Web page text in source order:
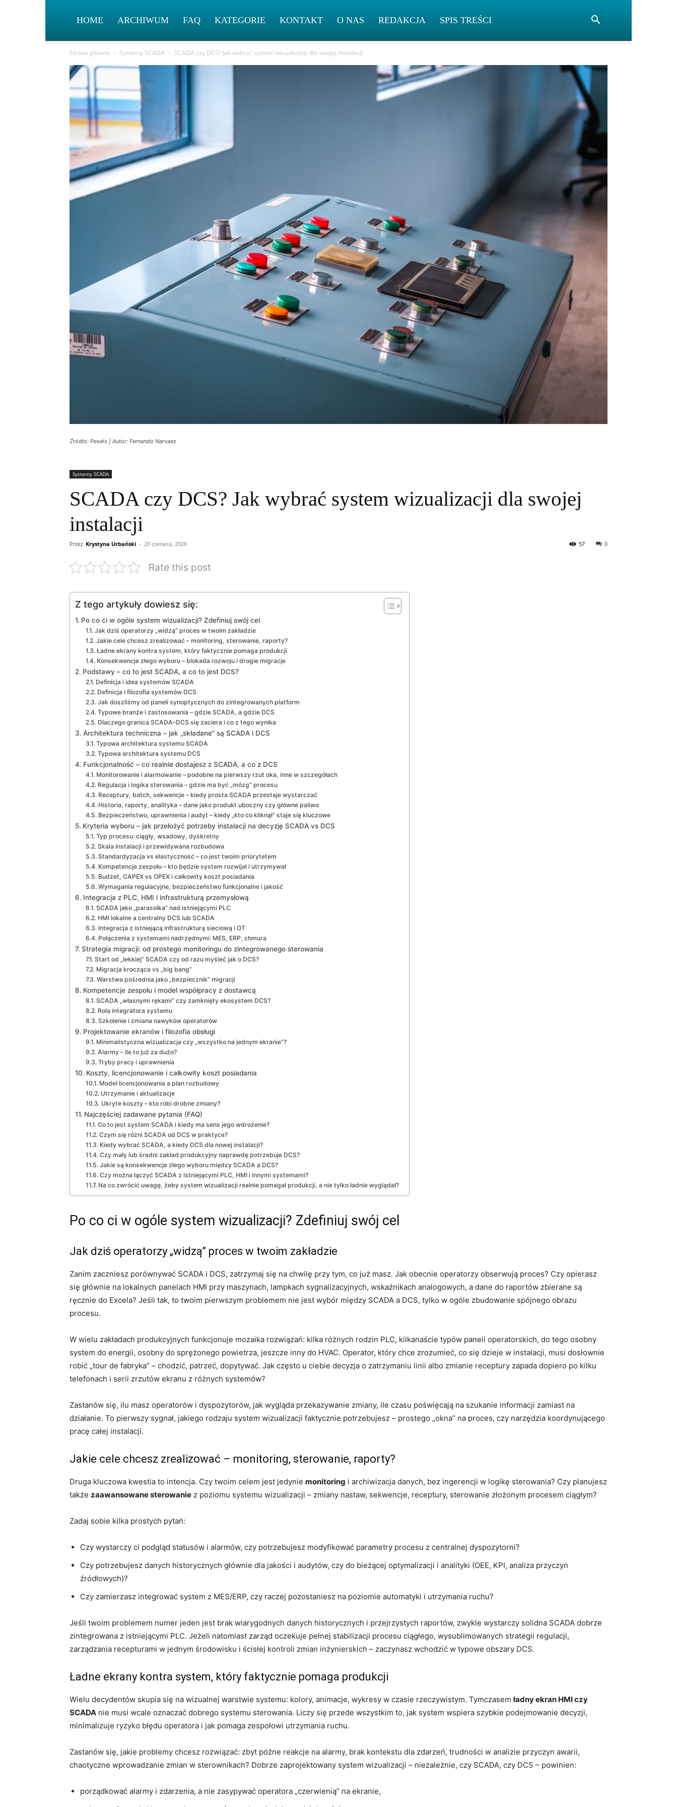
HOME ARCHIWUM FAQ KATEGORIE KONTAKT O NAS REDAKCJA SPIS TREŚCI
Strona główna Systemy SCADA SCADA czy DCS? Jak wybrać system wizualizacji dla swojej instalacji
Źródło: Pexels | Autor: Fernando Narvaez
Systemy SCADA
SCADA czy DCS? Jak wybrać system wizualizacji dla swojej
instalacji
Przez Krystyna Urbański - 20 czerwca, 2026 0
57
Rate this post
Z tego artykuły dowiesz się:
Po co ci w ogóle system wizualizacji? Zdefiniuj swój cel
Jak dziś operatorzy „widzą” proces w twoim zakładzie
Jakie cele chcesz zrealizować – monitoring, sterowanie, raporty?
Ładne ekrany kontra system, który faktycznie pomaga produkcji
Konsekwencje złego wyboru – blokada rozwoju i drogie migracje
Podstawy – co to jest SCADA, a co to jest DCS?
Definicja i idea systemów SCADA
Definicja i filozofia systemów DCS
Jak doszliśmy od paneli synoptycznych do zintegrowanych platform
Typowe branże i zastosowania – gdzie SCADA, a gdzie DCS
Dlaczego granica SCADA–DCS się zaciera i co z tego wynika
Architektura techniczna – jak „składane” są SCADA i DCS
Typowa architektura systemu SCADA
Typowa architektura systemu DCS
Funkcjonalność – co realnie dostajesz z SCADA, a co z DCS
Monitorowanie i alarmowanie – podobne na pierwszy rzut oka, inne w szczegółach
Regulacja i logika sterowania – gdzie ma być „mózg” procesu
Receptury, batch, sekwencje – kiedy prosta SCADA przestaje wystarczać
Historia, raporty, analityka – dane jako produkt uboczny czy główne paliwo
Bezpieczeństwo, uprawnienia i audyt – kiedy „kto co kliknął” staje się kluczowe
Kryteria wyboru – jak przełożyć potrzeby instalacji na decyzję SCADA vs DCS
Typ procesu: ciągły, wsadowy, dyskretny
Skala instalacji i przewidywana rozbudowa
Standardyzacja vs elastyczność – co jest twoim priorytetem
Kompetencje zespołu – kto będzie system rozwijał i utrzymywał
Budżet, CAPEX vs OPEX i całkowity koszt posiadania
Wymagania regulacyjne, bezpieczeństwo funkcjonalne i jakość
Integracja z PLC, HMI i infrastrukturą przemysłową
SCADA jako „parasolka” nad istniejącymi PLC
HMI lokalne a centralny DCS lub SCADA
Integracja z istniejącą infrastrukturą sieciową i OT
Połączenia z systemami nadrzędnymi: MES, ERP, chmura
Strategia migracji: od prostego monitoringu do zintegrowanego sterowania
Start od „lekkiej” SCADA czy od razu myśleć jak o DCS?
Migracja krocząca vs „big bang”
Warstwa pośrednia jako „bezpiecznik” migracji
Kompetencje zespołu i model współpracy z dostawcą
SCADA „własnymi rękami” czy zamknięty ekosystem DCS?
Rola integratora systemu
Szkolenie i zmiana nawyków operatorów
Projektowanie ekranów i filozofia obsługi
Minimalistyczna wizualizacja czy „wszystko na jednym ekranie”?
Alarmy – ile to już za dużo?
Tryby pracy i uprawnienia
Koszty, licencjonowanie i całkowity koszt posiadania
Model licencjonowania a plan rozbudowy
Utrzymanie i aktualizacje
Ukryte koszty – kto robi drobne zmiany?
Najczęściej zadawane pytania (FAQ)
Co to jest system SCADA i kiedy ma sens jego wdrożenie?
Czym się różni SCADA od DCS w praktyce?
Kiedy wybrać SCADA, a kiedy DCS dla nowej instalacji?
Czy mały lub średni zakład produkcyjny naprawdę potrzebuje DCS?
Jakie są konsekwencje złego wyboru między SCADA a DCS?
Czy można łączyć SCADA z istniejącymi PLC, HMI i innymi systemami?
Na co zwrócić uwagę, żeby system wizualizacji realnie pomagał produkcji, a nie tylko ładnie wyglądał?
Po co ci w ogóle system wizualizacji? Zdefiniuj swój cel
Jak dziś operatorzy „widzą” proces w twoim zakładzie
Zanim zaczniesz porównywać SCADA i DCS, zatrzymaj się na chwilę przy tym, co już masz. Jak obecnie operatorzy obserwują proces? Czy opierasz
się głównie na lokalnych panelach HMI przy maszynach, lampkach sygnalizacyjnych, wskaźnikach analogowych, a dane do raportów zbierane są
ręcznie do Excela? Jeśli tak, to twoim pierwszym problemem nie jest wybór między SCADA a DCS, tylko w ogóle zbudowanie spójnego obrazu
procesu.
W wielu zakładach produkcyjnych funkcjonuje mozaika rozwiązań: kilka różnych rodzin PLC, kilkanaście typów paneli operatorskich, do tego osobny
system do energii, osobny do sprężonego powietrza, jeszcze inny do HVAC. Operator, który chce zrozumieć, co się dzieje w instalacji, musi dosłownie
robić „tour de fabryka” – chodzić, patrzeć, dopytywać. Jak często u ciebie decyzja o zatrzymaniu linii albo zmianie receptury zapada dopiero po kilku
telefonach i serii zrzutów ekranu z różnych systemów?
Zastanów się, ilu masz operatorów i dyspozytorów, jak wygląda przekazywanie zmiany, ile czasu poświęcają na szukanie informacji zamiast na
działanie. To pierwszy sygnał, jakiego rodzaju system wizualizacji faktycznie potrzebujesz – prostego „okna” na proces, czy narzędzia koordynującego
pracę całej instalacji.
Jakie cele chcesz zrealizować – monitoring, sterowanie, raporty?
Druga kluczowa kwestia to intencja. Czy twoim celem jest jedynie monitoring i archiwizacja danych, bez ingerencji w logikę sterowania? Czy planujesz
także zaawansowane sterowanie z poziomu systemu wizualizacji – zmiany nastaw, sekwencje, receptury, sterowanie złożonym procesem ciągłym?
Zadaj sobie kilka prostych pytań:
Czy wystarczy ci podgląd statusów i alarmów, czy potrzebujesz modyfikować parametry procesu z centralnej dyspozytorni?
Czy potrzebujesz danych historycznych głównie dla jakości i audytów, czy do bieżącej optymalizacji i analityki (OEE, KPI, analiza przyczyn
źródłowych)?
Czy zamierzasz integrować system z MES/ERP, czy raczej pozostaniesz na poziomie automatyki i utrzymania ruchu?
Jeśli twoim problemem numer jeden jest brak wiarygodnych danych historycznych i przejrzystych raportów, zwykle wystarczy solidna SCADA dobrze
zintegrowana z istniejącymi PLC. Jeżeli natomiast zarząd oczekuje pełnej stabilizacji procesu ciągłego, wysublimowanych strategii regulacji,
zarządzania recepturami w jednym środowisku i ścisłej kontroli zmian inżynierskich – zaczynasz wchodzić w typowe obszary DCS.
Ładne ekrany kontra system, który faktycznie pomaga produkcji
Wielu decydentów skupia się na wizualnej warstwie systemu: kolory, animacje, wykresy w czasie rzeczywistym. Tymczasem ładny ekran HMI czy
SCADA nie musi wcale oznaczać dobrego systemu sterowania. Liczy się przede wszystkim to, jak system wspiera szybkie podejmowanie decyzji,
minimalizuje ryzyko błędu operatora i jak pomaga zespołowi utrzymania ruchu.
Zastanów się, jakie problemy chcesz rozwiązać: zbyt późne reakcje na alarmy, brak kontekstu dla zdarzeń, trudności w analizie przyczyn awarii,
chaotyczne wprowadzanie zmian w sterownikach? Dobrze zaprojektowany system wizualizacji – niezależnie, czy SCADA, czy DCS – powinien:
porządkować alarmy i zdarzenia, a nie zasypywać operatora „czerwienią” na ekranie,